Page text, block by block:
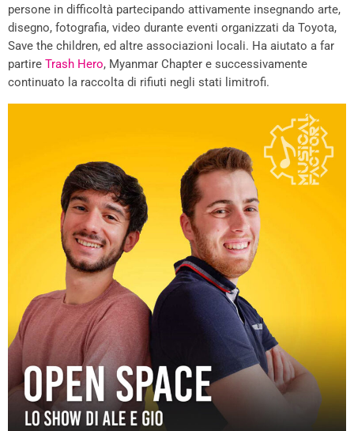
persone in difficoltà partecipando attivamente insegnando arte,
disegno, fotografia, video durante eventi organizzati da Toyota,
Save the children, ed altre associazioni locali. Ha aiutato a far
partire Trash Hero, Myanmar Chapter e successivamente
continuato la raccolta di rifiuti negli stati limitrofi.